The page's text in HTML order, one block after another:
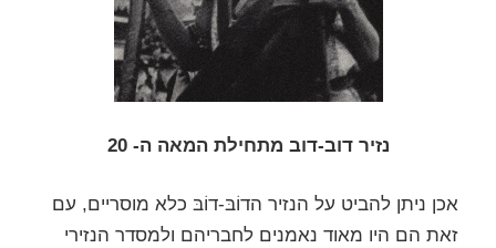
נזיר דוב-דוב מתחילת המאה ה- 20
אכן ניתן להביט על הנזיר הדוֹבּ-דוֹבּ כלא מוסריים, עם
זאת הם היו מאוד נאמנים לחבריהם ולמסדר הנזירי